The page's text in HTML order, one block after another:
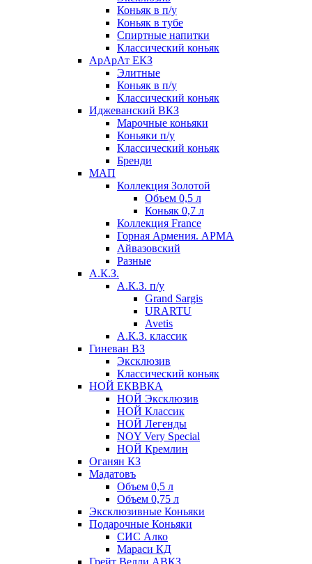
Коньяк в п/у
Коньяк в тубе
Спиртные напитки
Классический коньяк
АрАрАт ЕКЗ
Элитные
Коньяк в п/у
Классический коньяк
Иджеванский ВКЗ
Марочные коньяки
Коньяки п/у
Классический коньяк
Бренди
МАП
Коллекция Золотой
Объем 0,5 л
Коньяк 0,7 л
Коллекция France
Горная Армения. АРМА
Айвазовский
Разные
А.К.З.
А.К.З. п/у
Grand Sargis
URARTU
Avetis
А.К.З. классик
Гиневан ВЗ
Эксклюзив
Классический коньяк
НОЙ ЕКВВКА
НОЙ Эксклюзив
НОЙ Классик
НОЙ Легенды
NOY Very Speсial
НОЙ Кремлин
Оганян КЗ
Мадатовъ
Объем 0,5 л
Объем 0,75 л
Эксклюзивные Коньяки
Подарочные Коньяки
СИС Алко
Мараси КД
Грейт Велли АВКЗ